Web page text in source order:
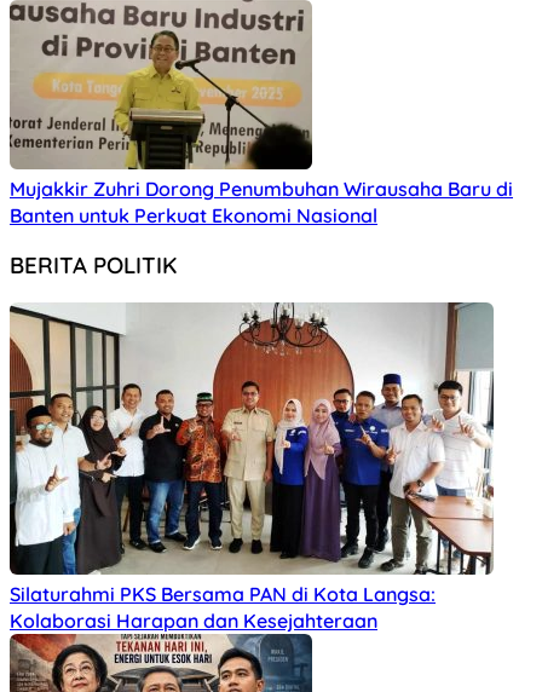
Mujakkir Zuhri Dorong Penumbuhan Wirausaha Baru di
Banten untuk Perkuat Ekonomi Nasional
BERITA POLITIK
Silaturahmi PKS Bersama PAN di Kota Langsa:
Kolaborasi Harapan dan Kesejahteraan